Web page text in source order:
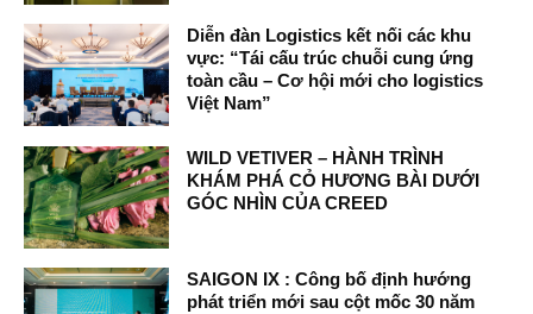
Diễn đàn Logistics kết nối các khu
vực: “Tái cấu trúc chuỗi cung ứng
toàn cầu – Cơ hội mới cho logistics
Việt Nam”
WILD VETIVER – HÀNH TRÌNH
KHÁM PHÁ CỎ HƯƠNG BÀI DƯỚI
GÓC NHÌN CỦA CREED
SAIGON IX : Công bố định hướng
phát triển mới sau cột mốc 30 năm